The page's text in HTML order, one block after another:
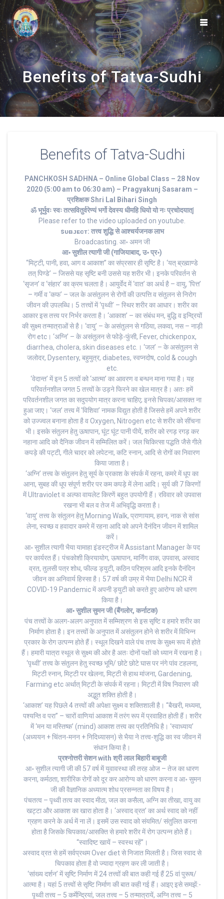
Skip
to
content
Benefits of Tatva-Sudhi
Benefits of Tatva-Sudhi
PANCHKOSH SADHNA – Online Global Class – 28 Nov
2020 (5:00 am to 06:30 am) – Pragyakunj Sasaram –
प्रशिक्षक Shri Lal Bihari Singh
ॐ भूर्भुवः स्‍वः तत्‍सवितुर्वरेण्‍यं भर्गो देवस्य धीमहि धियो यो नः प्रचोदयात्‌|
Please refer to the video uploaded on youtube.
sᴜʙᴊᴇᴄᴛ: तत्त्व शुद्धि से आश्चर्यजनक लाभ
Broadcasting. आ॰ अमन जी
आ॰ सुशील त्यागी जी (गाजियाबाद, उ॰ प्र॰)
“मिट्टी, पानी, हवा, आग व आकाश” का संप्रसार ही सृष्टि है। ‘यत् ब्रह्माण्डे
तत् पिण्डे’ – जिससे यह सृष्टि बनी उससे यह शरीर भी। इनके परिवर्तन से
‘सृजन’ व ‘संहार’ का क्रम चलता है। आयुर्वेद में ‘वात’ का अर्थ है – वायु, ‘पित्त’
– गर्मी व ‘कफ’ – जल के असंतुलन से रोगों की उत्पत्ति व संतुलन से निरोग
जीवन की उपलब्धि। 5 तत्त्वों में ‘पृथ्वी’ – स्थिर शरीर का आधार। शरीर का
आकार इस तत्त्व पर निर्भर करता है। ‘आकाश’ – का संबंध मन, बुद्धि व इन्द्रियों
की सुक्ष्म तन्मात्राओं से है। ‘वायु’ – के असंतुलन से गठिया, लकवा, नस – नाड़ी
रोग etc। ‘अग्नि’ – के असंतुलन से फोड़े-फुंसी, Fever, chickenpox,
diarrhea, cholera, skin diseases etc.। ‘जल’ – के असंतुलन से
जलोदर, Dysentery, बहुमुत्र, diabetes, स्वप्नदोष, cold & cough
etc.
‘वेदान्त’ में इन 5 तत्वों को ‘आत्मा’ का आवरण व बन्धन माना गया है। यह
परिवर्तनशील जगत 5 तत्त्वों के उड़ने फिरने का खेल मात्र है। अतः हमें
परिवर्तनशील जगत का सदुपयोग मात्र करना चाहिए; इनसे चिपका/आसक्त ना
हुआ जाए। ‘जल’ तत्त्व में ‘विशिवा’ नामक विद्युत होती है जिससे हमें अपने शरीर
को उज्ज्वल बनाना होता है व Oxygen, Nitrogen etc से शरीर को सींचना
भी। इसके संतुलन हेतु ऊषापान, घूंट घूंट पानी पीयें, शरीर को रगड़ रगड़ कर
नहाना आदि को दैनिक जीवन में सम्मिलित करें। जल चिकित्सा पद्धति जैसे गीले
कपड़े की पट्टी, गीले चादर को लपेटना, कटि स्नान, आदि से रोगों का निवारण
किया जाता है।
‘अग्नि’ तत्त्व के संतुलन हेतु सूर्य के प्रकाश के संपर्क में रहना, कमरे में धूप का
आना, सुबह की धूप संपूर्ण शरीर पर कम कपड़े में लेना आदि। सुर्य की 7 किरणों
में Ultraviolet व अल्फा वायलेट किरणें बहुत उपयोगी हैं। रविवार को उपवास
रखना भी बल व तेज में अभिवृद्धि करता है।
‘वायु’ तत्त्व के संतुलन हेतु Morning Walk, प्राणायाम, हवन, नाक से सांस
लेना, स्वच्छ व हवादार कमरे में रहना आदि को अपने दैनंदिन जीवन में शामिल
करें।
आ॰ सुशील त्यागी भैया यामाहा इंडस्ट्रीज में Assistant Manager के पद
पर कार्यरत हैं। पंचकोशी क्रियायोग, ऊषापान, मार्निंग वाक, उपवास, अस्वाद
व्रत, तुलसी पत्र शोध, फील्ड ड्युटी, कठिन परिश्रम आदि इनके दैनंदिन
जीवन का अनिवार्य हिस्सा है। 57 वर्ष की उम्र में भैया Delhi NCR में
COVID-19 Pandemic में अपनी ड्युटी को करते हुए आरोग्य को धारण
किया है।
आ॰ सुशील सुमन जी (बैंगलोर, कर्नाटक)
पंच तत्त्वों के अलग-अलग अनुपात में सम्मिश्रण से इस सृष्टि व हमारे शरीर का
निर्माण होता है। इन तत्त्वों के अनुपात में असंतुलन होने से शरीर में विभिन्न
प्रकार के रोग उत्पन्न होते हैं। स्थूल दिखने वाले पंच तत्त्व के सुक्ष्म रूप में होते
हैं। हमारी यात्रा स्थूल से सुक्ष्म की ओर है अतः दोनों पक्षों को ध्यान में रखना है।
‘पृथ्वी’ तत्त्व के संतुलन हेतु स्वच्छ भूमि/ छोटे छोटे घास पर नंगे पांव टहलना,
मिट्टी स्नान, मिट्टी पर खेलना, मिट्टी से हाथ मांजना, Gardening,
Farming etc अर्थात् मिट्टी के संपर्क में रहना। मिट्टी में विष निवारण की
अद्भुत शक्ति होती है।
‘आकाश’ यह पिछले 4 तत्त्वों की अपेक्षा सुक्ष्म व शक्तिशाली है। “बैखरी, मध्यमा,
पश्यन्ति व परा” – चारों वाणियां आकाश में तरंग रूप में प्रवाहित होती हैं। शरीर
में ‘मन या मस्तिष्क’ (mind) आकाश तत्त्व का प्रतिनिधि है। ‘स्वाध्याय’
(अध्ययन + चिंतन-मनन + निदिध्यासन) से भैया ने तत्त्व-शुद्धि का स्व जीवन में
संधान किया है।
प्रश्नोत्तरी सेशन with श्री लाल बिहारी बाबूजी
आ॰ सुशील त्यागी जी की 57 वर्ष में युवावस्था की तरह ओज – तेज का धारण
करना, कर्मठता, शारीरिक रोगों को दूर कर आरोग्य को धारण करना व आ॰ सुमन
जी की वैज्ञानिक अध्यात्म शोध प्रसन्नता का विषय है।
पंचतत्व – पृथ्वी तत्व का स्वाद मीठा, जल का कसैला, अग्नि का तीखा, वायु का
खट्टा और आकाश का खारा होता है। ‘अस्वाद व्रत’ का अर्थ स्वाद को नहीं
ग्रहण करने के अर्थ में ना लें। इसमें उस स्वाद को संयमित/ संतुलित करना
होता है जिसके चिपकाव/आसक्ति से हमारे शरीर में रोग उत्पन्न होते हैं।
“स्वादिष्ट खायें – स्वस्थ रहें”।
अस्वाद व्रत से हमें सर्वप्रथम Over diet से निजात मिलती है। जिस स्वाद से
चिपकाव होता है वो ज्यादा ग्रहण कर ली जाती है।
‘सांख्य दर्शन’ में सृष्टि निर्माण में 24 तत्त्वों की बात कही गई हैं 25 वां पुरूष/
आत्मा है। यहां 5 तत्त्वों से सृष्टि निर्माण की बात कही गई हैं। आइए इसे समझें:-
पृथ्वी तत्त्व – 5 कर्मेन्द्रियां, जल तत्त्व – 5 तन्मात्रायें, अग्नि तत्त्व – 5